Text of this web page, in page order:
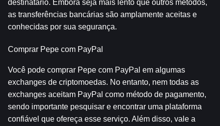
destinatário. Embora seja mais lento que outros métodos,
as transferências bancárias são amplamente aceitas e
conhecidas por sua segurança.
Comprar Pepe com PayPal
Você pode comprar Pepe com PayPal em algumas
exchanges de criptomoedas. No entanto, nem todas as
exchanges aceitam PayPal como método de pagamento,
sendo importante pesquisar e encontrar uma plataforma
confiável que ofereça esse serviço. Além disso, vale a